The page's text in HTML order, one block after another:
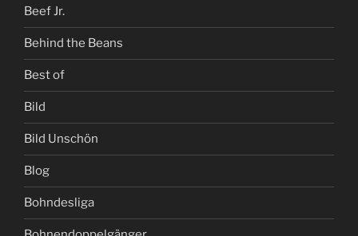
Beef Jr.
Behind the Beans
Best of
Bild
Bild Unschön
Blog
Bohndesliga